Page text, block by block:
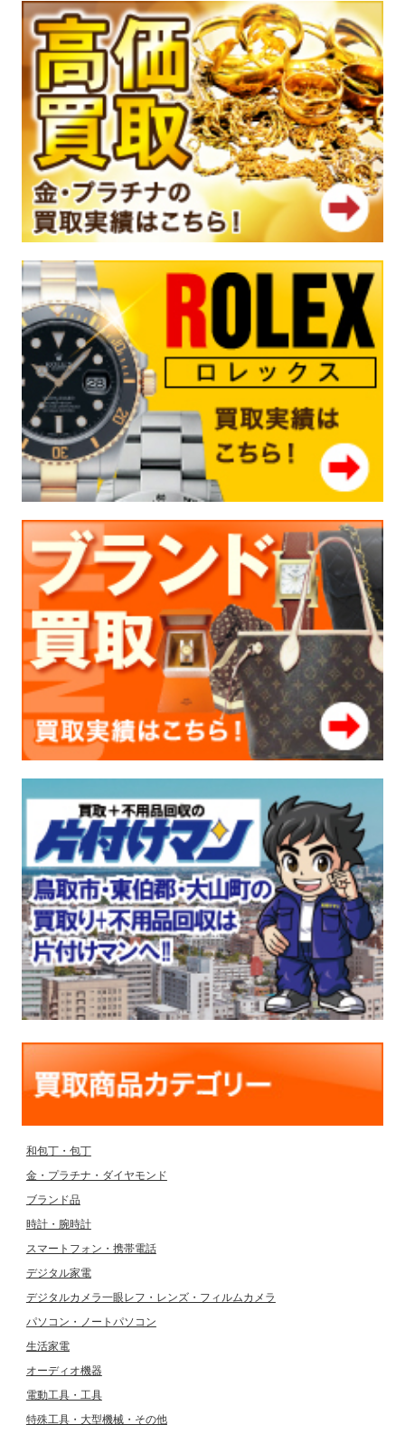
和包丁・包丁
金・プラチナ・ダイヤモンド
ブランド品
時計・腕時計
スマートフォン・携帯電話
デジタル家電
デジタルカメラ一眼レフ・レンズ・フィルムカメラ
パソコン・ノートパソコン
生活家電
オーディオ機器
電動工具・工具
特殊工具・大型機械・その他